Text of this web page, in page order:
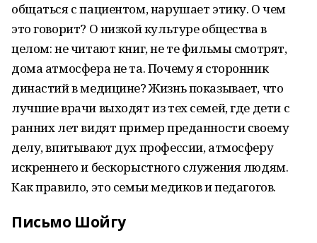
общаться с пациентом, нарушает этику. О чем
это говорит? О низкой культуре общества в
целом: не читают книг, не те фильмы смотрят,
дома атмосфера не та. Почему я сторонник
династий в медицине? Жизнь показывает, что
лучшие врачи выходят из тех семей, где дети с
ранних лет видят пример преданности своему
делу, впитывают дух профессии, атмосферу
искреннего и бескорыстного служения людям.
Как правило, это семьи медиков и педагогов.
Письмо Шойгу